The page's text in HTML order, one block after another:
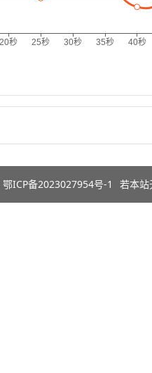
鄂ICP备2023027954号-1 若本